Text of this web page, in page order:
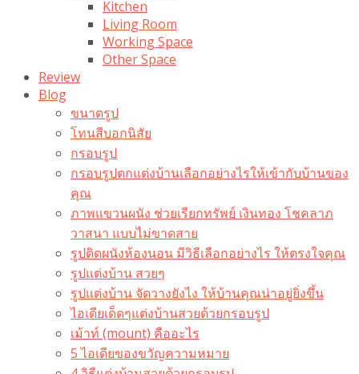
Kitchen
Living Room
Working Space
Other Space
Review
Blog
ขนาดรูป
โทนสีบอกนิสัย
กรอบรูป
กรอบรูปตกแต่งบ้านเลือกอย่างไรให้เข้ากับบ้านของ
คุณ
ภาพแขวนผนัง ช่วยเรียกทรัพย์ เงินทอง โชคลาภ
วาสนา แบบไม่ขาดสาย
รูปติดผนังห้องนอน มีวิธีเลือกอย่างไร ให้ตรงใจคุณ
รูปแต่งบ้าน สวยๆ
รูปแต่งบ้าน จัดวางยังไง ให้บ้านคุณน่าอยู่ยิ่งขึ้น
ไอเดียเด็ดๆแต่งบ้านสวยด้วยกรอบรูป
เม้าท์ (mount) คืออะไร​
5 ไอเดียของขวัญความหมาย